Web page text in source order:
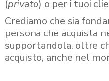
(privato) o per i tuoi
Crediamo che sia
persona che acquista
supportandola, oltre
acquisto, anche nel